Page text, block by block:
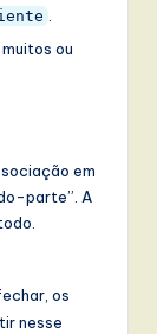
muitos ou
em
parte”. A
os
nesse